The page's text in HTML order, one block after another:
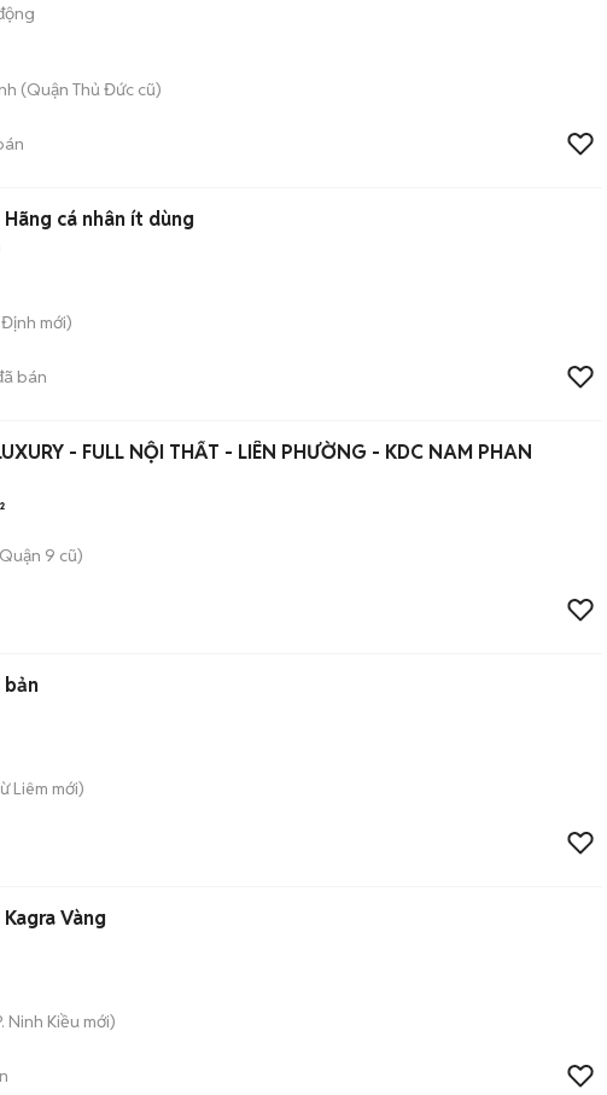
(Quận Thủ Đức cũ)
cá nhân ít dùng
Định mới)
bán
- FULL NỘI THẤT - LIÊN PHƯỜNG - KDC NAM PHAN
9 cũ)
bản
Liêm mới)
Vàng
Ninh Kiều mới)